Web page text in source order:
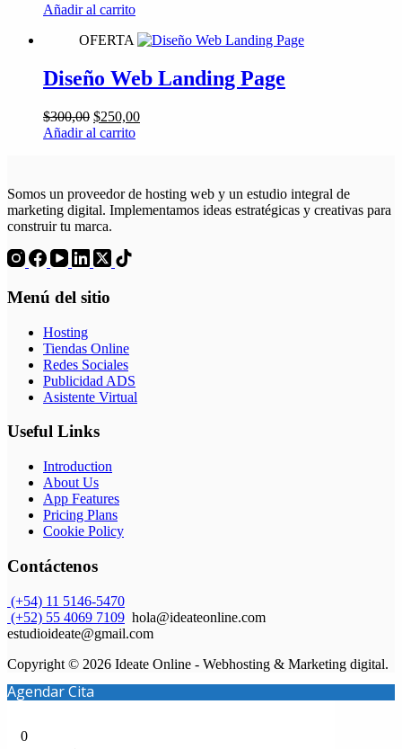
precio
era:
es:
Añadir al carrito
OFERTA
Diseño Web Landing Page
$300,00 El
precio
$250,00El
Añadir al carrito
Somos un proveedor de hosting web y un estudio integral de
marketing digital. Implementamos ideas estratégicas y creativas para
construir tu marca.
Menú del sitio
Hosting
Tiendas Online
Redes Sociales
Publicidad ADS
Asistente Virtual
Useful Links
Introduction
About Us
App Features
Pricing Plans
Cookie Policy
Contáctenos
(+54) 11 5146-5470
(+52) 55 4069 7109 hola@ideateonline.com
estudioideate@gmail.com
Copyright © 2026 Ideate Online - Webhosting & Marketing digital.
Agendar Cita
0